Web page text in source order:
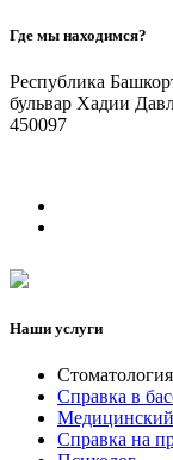
Где мы находимся?
Республика
бульвар Хадии
450097
Наши услуги
Стоматология
Справка в
Медицинский
Справка на